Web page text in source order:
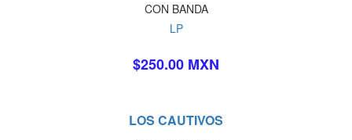
CON BANDA
LP
$250.00 MXN
LOS CAUTIVOS